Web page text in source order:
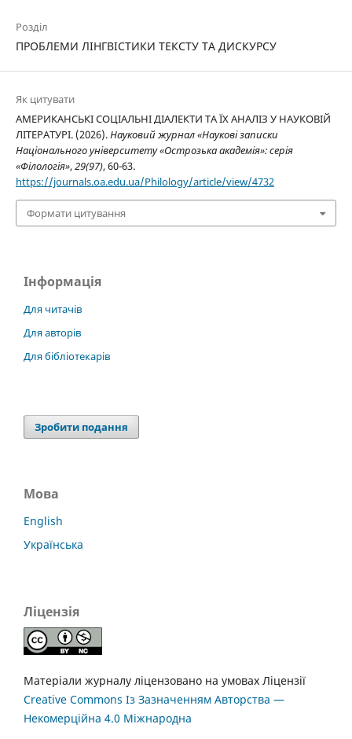
Розділ
ПРОБЛЕМИ ЛІНГВІСТИКИ ТЕКСТУ ТА ДИСКУРСУ
Як цитувати
АМЕРИКАНСЬКІ СОЦІАЛЬНІ ДІАЛЕКТИ ТА ЇХ АНАЛІЗ У НАУКОВІЙ
ЛІТЕРАТУРІ. (2026).Науковий журнал «Наукові записки
Національного університету «Острозька академія»: серія
«Філологія»,29(97), 60-63.
https://journals.oa.edu.ua/Philology/article/view/4732
Формати цитування
Інформація
Для читачів
Для авторів
Для бібліотекарів
Зробити подання
Мова
English
Українська
Ліцензія
Матеріали журналу ліцензовано на умовах Ліцензії
Creative Commons Із Зазначенням Авторства —
Некомерційна 4.0 Міжнародна